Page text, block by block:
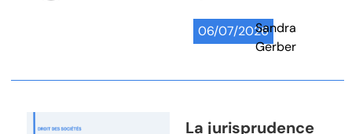
06/07/2026Sandra
Gerber
La jurisprudence